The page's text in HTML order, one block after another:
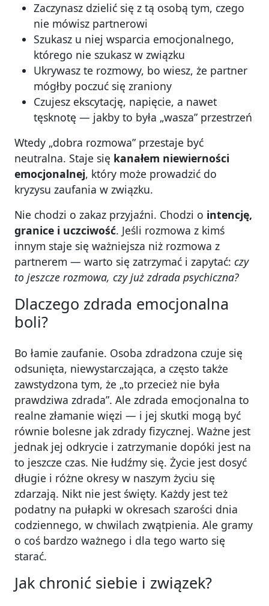
Zaczynasz dzielić się z tą osobą tym, czego
nie mówisz partnerowi
Szukasz u niej wsparcia emocjonalnego,
którego nie szukasz w związku
Ukrywasz te rozmowy, bo wiesz, że partner
mógłby poczuć się zraniony
Czujesz ekscytację, napięcie, a nawet
tęsknotę — jakby to była „wasza” przestrzeń
Wtedy „dobra rozmowa” przestaje być
neutralna. Staje się kanałem niewierności
emocjonalnej, który może prowadzić do
kryzysu zaufania w związku.
Nie chodzi o zakaz przyjaźni. Chodzi o intencję,
granice i uczciwość. Jeśli rozmowa z kimś
innym staje się ważniejsza niż rozmowa z
partnerem — warto się zatrzymać i zapytać: czy
to jeszcze rozmowa, czy już zdrada psychiczna?
Dlaczego zdrada emocjonalna
boli?
Bo łamie zaufanie. Osoba zdradzona czuje się
odsunięta, niewystarczająca, a często także
zawstydzona tym, że „to przecież nie była
prawdziwa zdrada”. Ale zdrada emocjonalna to
realne złamanie więzi — i jej skutki mogą być
równie bolesne jak zdrady fizycznej. Ważne jest
jednak jej odkrycie i zatrzymanie dopóki jest na
to jeszcze czas. Nie łudźmy się. Życie jest dosyć
długie i różne okresy w naszym życiu się
zdarzają. Nikt nie jest święty. Każdy jest też
podatny na pułapki w okresach szarości dnia
codziennego, w chwilach zwątpienia. Ale gramy
o coś bardzo ważnego i dla tego warto się
starać.
Jak chronić siebie i związek?